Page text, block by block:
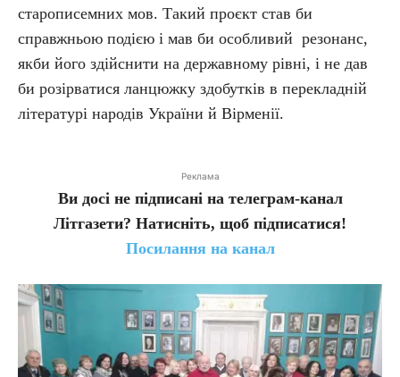
старописемних мов. Такий проєкт став би
справжньою подією і мав би особливий резонанс,
якби його здійснити на державному рівні, і не дав
би розірватися ланцюжку здобутків в перекладній
літературі народів України й Вірменії.
Реклама
Ви досі не підписані на телеграм-канал
Літгазети? Натисніть, щоб підписатися!
Посилання на канал